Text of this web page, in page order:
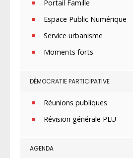
Portail Famille
Espace Public Numérique
Service urbanisme
Moments forts
DÉMOCRATIE PARTICIPATIVE
Réunions publiques
Révision générale PLU
AGENDA